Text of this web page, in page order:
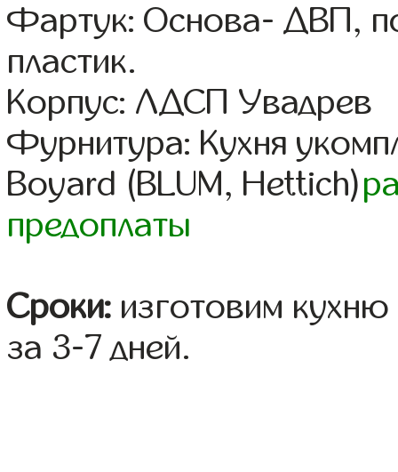
Фартук: Основа- ДВП,
пластик.
Корпус: ЛДСП Увадрев
Фурнитура: Кухня
Boyard (BLUM, Hettich)
предоплаты
Сроки: изготовим
за 3-7 дней.